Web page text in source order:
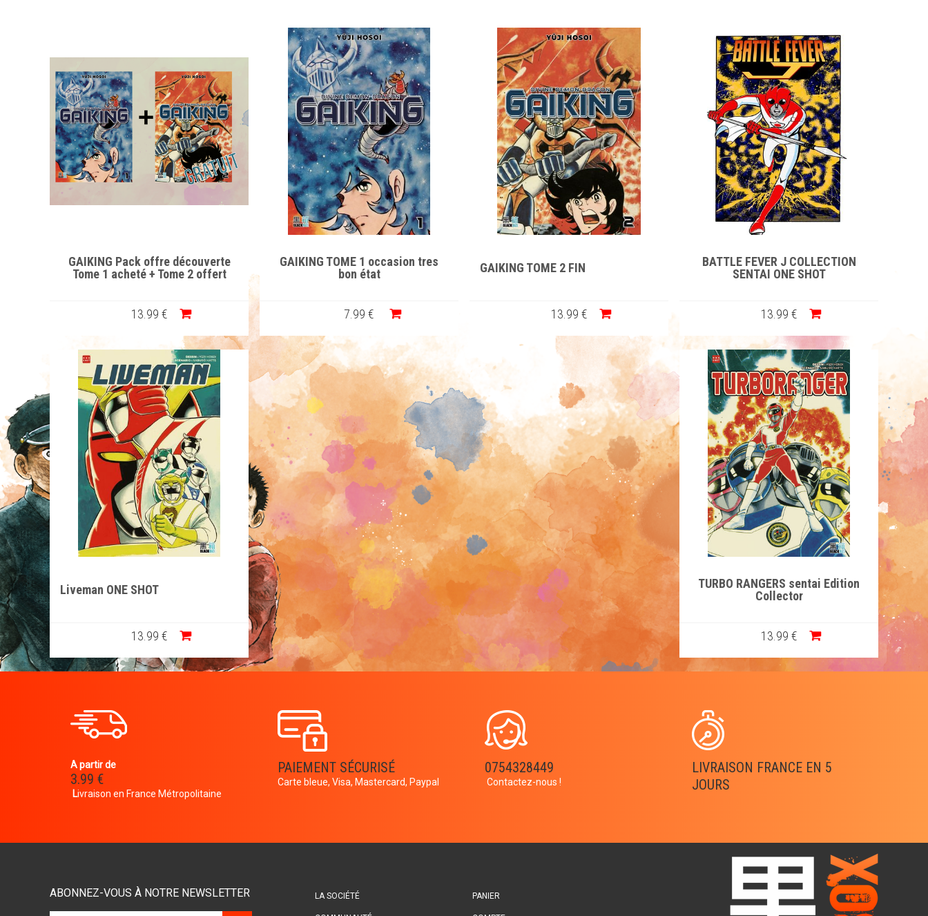
GAIKING Pack offre découverte
Tome 1 acheté + Tome 2 offert
13 .99 €
GAIKING TOME 1 occasion tres
bon état
7 .99 €
GAIKING TOME 2 FIN
13 .99 €
BATTLE FEVER J COLLECTION
SENTAI ONE SHOT
13 .99 €
Liveman ONE SHOT
13 .99 €
TURBO RANGERS sentai Edition
Collector
13 .99 €
A partir de
3.99 €
Livraison en France Métropolitaine
PAIEMENT SÉCURISÉ
Carte bleue, Visa, Mastercard, Paypal
0754328449
Contactez-nous !
LIVRAISON FRANCE EN 5
JOURS
ABONNEZ-VOUS À NOTRE NEWSLETTER LA SOCIÉTÉ PANIER